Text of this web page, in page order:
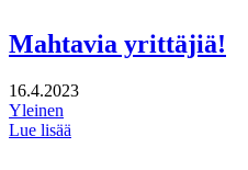
Mahtavia yrittäjiä!
16.4.2023
Yleinen
Lue lisää